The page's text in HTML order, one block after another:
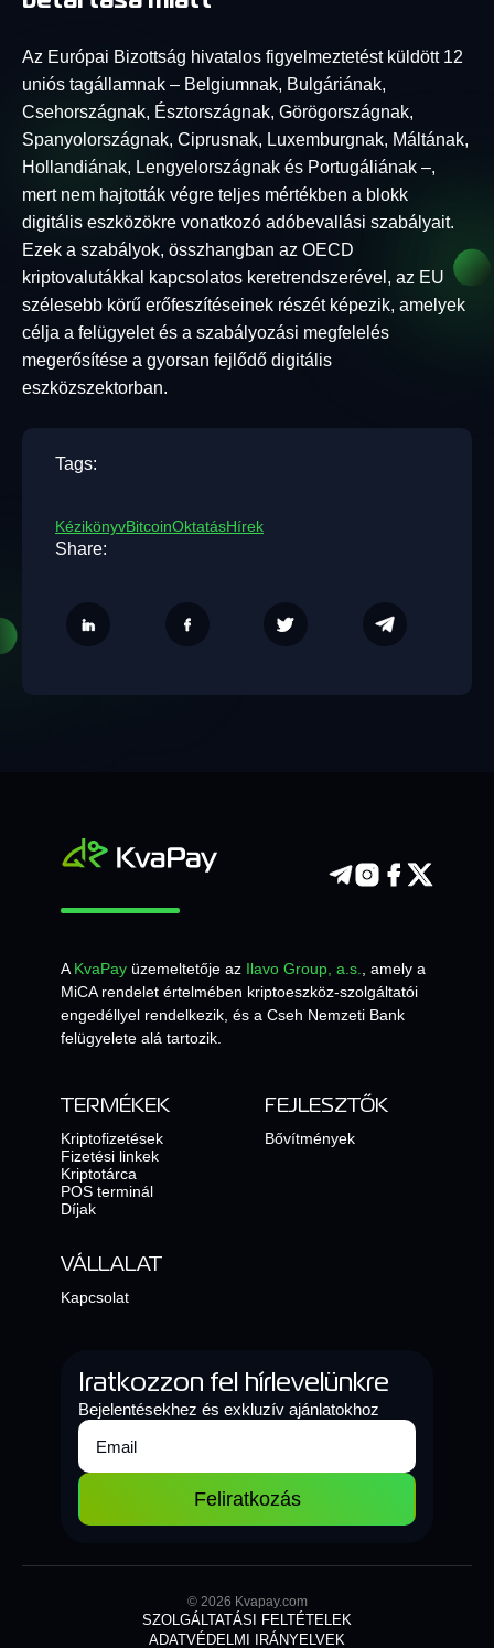
Az Európai Bizottság hivatalos figyelmeztetést küldött 12
uniós tagállamnak – Belgiumnak, Bulgáriának,
Csehországnak, Észtországnak, Görögországnak,
Spanyolországnak, Ciprusnak, Luxemburgnak, Máltának,
Hollandiának, Lengyelországnak és Portugáliának –,
mert nem hajtották végre teljes mértékben a blokk
digitális eszközökre vonatkozó adóbevallási szabályait.
Ezek a szabályok, összhangban az OECD
kriptovalutákkal kapcsolatos keretrendszerével, az EU
szélesebb körű erőfeszítéseinek részét képezik, amelyek
célja a felügyelet és a szabályozási megfelelés
megerősítése a gyorsan fejlődő digitális
eszközszektorban.
Tags:
KézikönyvBitcoinOktatásHírek
Share:
A KvaPay üzemeltetője az Ilavo Group, a.s.
, amely a
MiCA rendelet értelmében kriptoeszköz-szolgáltatói
engedéllyel rendelkezik, és a Cseh Nemzeti Bank
felügyelete alá tartozik.
TERMÉKEK
Kriptofizetések
Fizetési linkek
Kriptotárca
POS terminál
Díjak
FEJLESZTŐK
Bővítmények
VÁLLALAT
Kapcsolat
Iratkozzon fel hírlevelünkre
Bejelentésekhez és exkluzív ajánlatokhoz
Feliratkozás
© 2026 Kvapay.com
SZOLGÁLTATÁSI FELTÉTELEK
ADATVÉDELMI IRÁNYELVEK